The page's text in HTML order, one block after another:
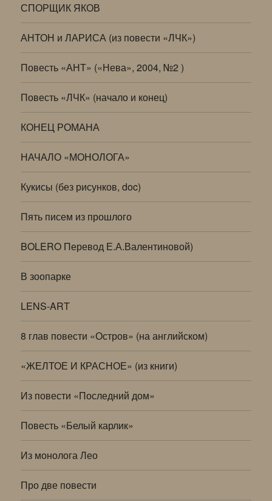
СПОРЩИК ЯКОВ
АНТОН и ЛАРИСА (из повести «ЛЧК»)
Повесть «АНТ» («Нева», 2004, №2 )
Повесть «ЛЧК» (начало и конец)
КОНЕЦ РОМАНА
НАЧАЛО «МОНОЛОГА»
Кукисы (без рисунков, doc)
Пять писем из прошлого
BOLERO Перевод Е.А.Валентиновой)
В зоопарке
LENS-ART
8 глав повести «Остров» (на английском)
«ЖЕЛТОЕ И КРАСНОЕ» (из книги)
Из повести «Последний дом»
Повесть «Белый карлик»
Из монолога Лео
Про две повести